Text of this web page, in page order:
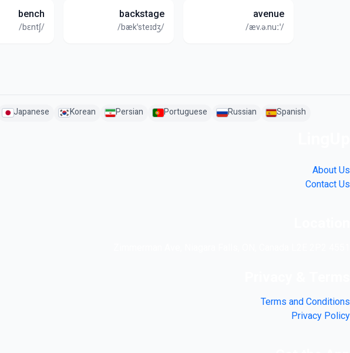
avenue
/ˈæv.ə.nuː/
backstage
/bækˈsteɪdʒ/
bench
/bɛntʃ/
Japanese Korean Persian Portuguese Russian Spanish
About Us
Contact Us
Terms and Conditions
Privacy Policy